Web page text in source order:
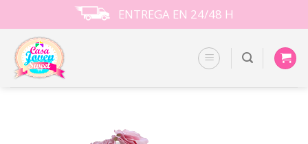
to
content
ENTREGA EN 24/48 H